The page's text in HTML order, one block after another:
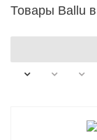
Товары Ballu